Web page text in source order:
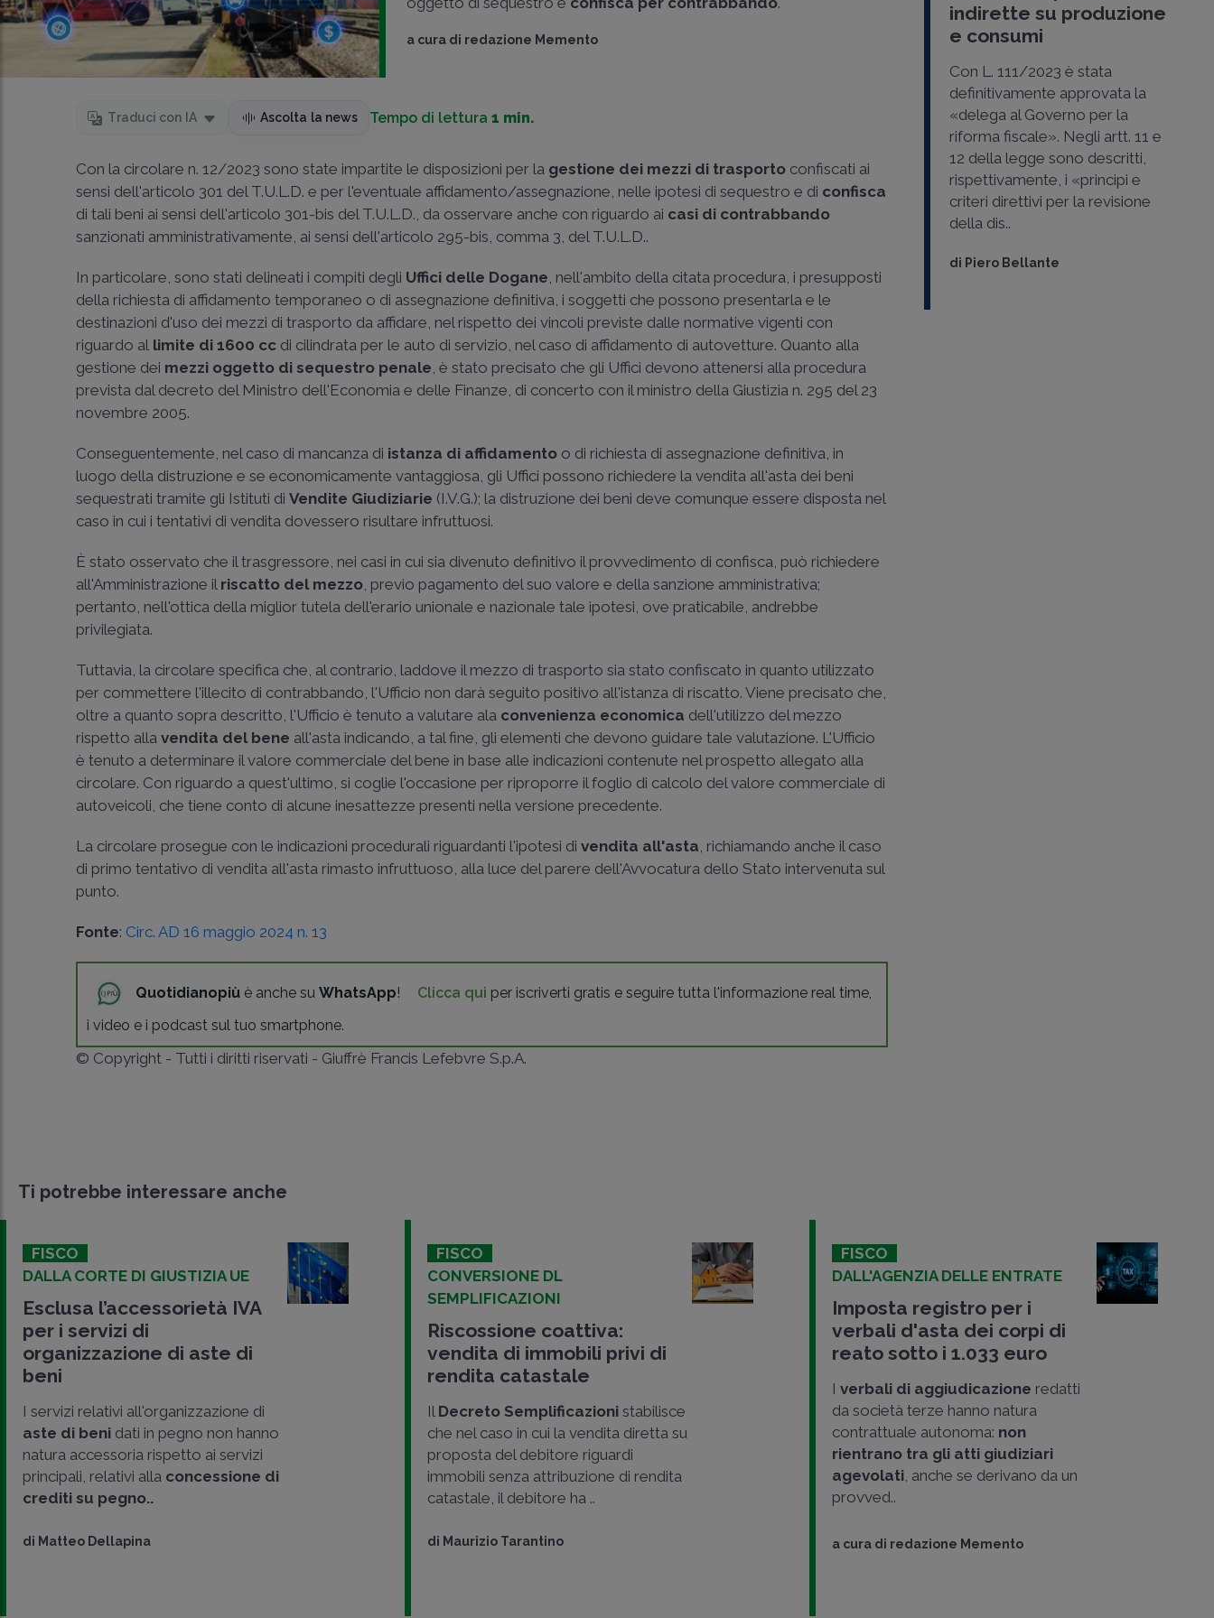
a cura di redazione Memento
CONDIVIDI
Traduci con IA Ascolta la news Tempo di lettura1 min.
Con la circolare n. 12/2023 sono state impartite le disposizioni per la gestione dei mezzi di trasporto confiscati ai
sensi dell'articolo 301 del T.U.L.D. e per l'eventuale affidamento/assegnazione, nelle ipotesi di sequestro e di confisca
di tali beni ai sensi dell'articolo 301-bis del T.U.L.D., da osservare anche con riguardo ai casi di contrabbando
sanzionati amministrativamente, ai sensi dell'articolo 295-bis, comma 3, del T.U.L.D..
In particolare, sono stati delineati i compiti degli Uffici delle Dogane, nell'ambito della citata procedura, i presupposti
della richiesta di affidamento temporaneo o di assegnazione definitiva, i soggetti che possono presentarla e le
destinazioni d'uso dei mezzi di trasporto da affidare, nel rispetto dei vincoli previste dalle normative vigenti con
riguardo al limite di 1600 cc di cilindrata per le auto di servizio, nel caso di affidamento di autovetture. Quanto alla
gestione dei mezzi oggetto di sequestro penale, è stato precisato che gli Uffici devono attenersi alla procedura
prevista dal decreto del Ministro dell'Economia e delle Finanze, di concerto con il ministro della Giustizia n. 295 del 23
novembre 2005.
Conseguentemente, nel caso di mancanza di istanza di affidamento o di richiesta di assegnazione definitiva, in
luogo della distruzione e se economicamente vantaggiosa, gli Uffici possono richiedere la vendita all'asta dei beni
sequestrati tramite gli Istituti diVendite Giudiziarie (I.V.G.); la distruzione dei beni deve comunque essere disposta nel
caso in cui i tentativi di vendita dovessero risultare infruttuosi.
È stato osservato che il trasgressore, nei casi in cui sia divenuto definitivo il provvedimento di confisca, può richiedere
all'Amministrazione il riscatto del mezzo, previo pagamento del suo valore e della sanzione amministrativa;
pertanto, nell'ottica della miglior tutela dell'erario unionale e nazionale tale ipotesi, ove praticabile, andrebbe
privilegiata.
Tuttavia, la circolare specifica che, al contrario, laddove il mezzo di trasporto sia stato confiscato in quanto utilizzato
per commettere l'illecito di contrabbando, l'Ufficio non darà seguito positivo all'istanza di riscatto. Viene precisato che,
oltre a quanto sopra descritto, l'Ufficio è tenuto a valutare ala convenienza economica dell'utilizzo del mezzo
rispetto allavendita del bene all'asta indicando, a tal fine, gli elementi che devono guidare tale valutazione. L'Ufficio
è tenuto a determinare il valore commerciale del bene in base alle indicazioni contenute nel prospetto allegato alla
circolare. Con riguardo a quest'ultimo, si coglie l'occasione per riproporre il foglio di calcolo del valore commerciale di
autoveicoli, che tiene conto di alcune inesattezze presenti nella versione precedente.
La circolare prosegue con le indicazioni procedurali riguardanti l'ipotesi divendita all'asta, richiamando anche il caso
di primo tentativo di vendita all'asta rimasto infruttuoso, alla luce del parere dell'Avvocatura dello Stato intervenuta sul
punto.
Fonte: Circ. AD 16 maggio 2024 n. 13
Quotidianopiù è anche suWhatsApp! Clicca qui per iscriverti gratis e seguire tutta l'informazione real time,
i video e i podcast sul tuo smartphone.
© Copyright - Tutti i diritti riservati - Giuffrè Francis Lefebvre S.p.A.
indirette su produzione
e consumi
Con L. 111/2023 è stata
definitivamente approvata la
«delega al Governo per la
riforma fiscale». Negli artt. 11 e
12 della legge sono descritti,
rispettivamente, i «principi e
criteri direttivi per la revisione
della dis..
di Piero Bellante
Ti potrebbe interessare anche
FISCO
DALLA CORTE DI GIUSTIZIA UE
Esclusa l’accessorietà IVA
per i servizi di
organizzazione di aste di
beni
I servizi relativi all'organizzazione di
aste di beni dati in pegno non hanno
natura accessoria rispetto ai servizi
principali, relativi alla concessione di
crediti su pegno..
di Matteo Dellapina
FISCO
CONVERSIONE DL
SEMPLIFICAZIONI
Riscossione coattiva:
vendita di immobili privi di
rendita catastale
Il Decreto Semplificazioni stabilisce
che nel caso in cui la vendita diretta su
proposta del debitore riguardi
immobili senza attribuzione di rendita
catastale, il debitore ha ..
di Maurizio Tarantino
FISCO
DALL'AGENZIA DELLE ENTRATE
Imposta registro per i
verbali d'asta dei corpi di
reato sotto i 1.033 euro
I verbali di aggiudicazione redatti
da società terze hanno natura
contrattuale autonoma: non
rientrano tra gli atti giudiziari
agevolati, anche se derivano da un
provved..
a cura di redazione Memento